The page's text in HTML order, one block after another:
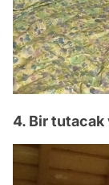
4. Bir tutacak